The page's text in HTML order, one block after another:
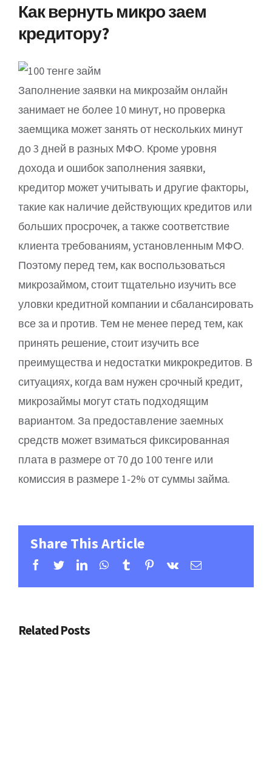
Как вернуть микро заем
кредитору?
Заполнение заявки на микрозайм онлайн
занимает не более 10 минут, но проверка
заемщика может занять от нескольких минут
до 3 дней в разных МФО. Кроме уровня
дохода и ошибок заполнения заявки,
кредитор может учитывать и другие факторы,
такие как наличие действующих кредитов или
больших просрочек, а также соответствие
клиента требованиям, установленным МФО.
Поэтому перед тем, как воспользоваться
микрозаймом, стоит тщательно изучить все
уловки кредитной компании и сбалансировать
все за и против. Тем не менее перед тем, как
принять решение, стоит изучить все
преимущества и недостатки микрокредитов. В
ситуациях, когда вам нужен срочный кредит,
микрозаймы могут стать подходящим
вариантом. За предоставление заемных
средств может взиматься фиксированная
плата в размере от 70 до 100 тенге или
комиссия в размере 1-2% от суммы займа.
Share This Article
Facebook
TwitterLinkedinWhatsapp
TumblrPinterest
Vk Email
Related Posts